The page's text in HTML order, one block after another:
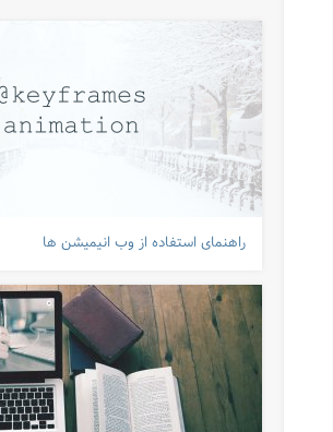
راهنمای استفاده از وب انیمیشن ها